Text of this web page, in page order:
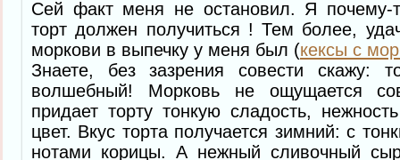
Сей факт меня не остановил. Я почему-
торт должен получиться ! Тем более,
моркови в выпечку у меня был (кексы с
Знаете, без зазрения совести скажу:
волшебный! Морковь не ощущается
придает торту тонкую сладость,
цвет. Вкус торта получается зимний: с
нотами корицы. А нежный сливочный